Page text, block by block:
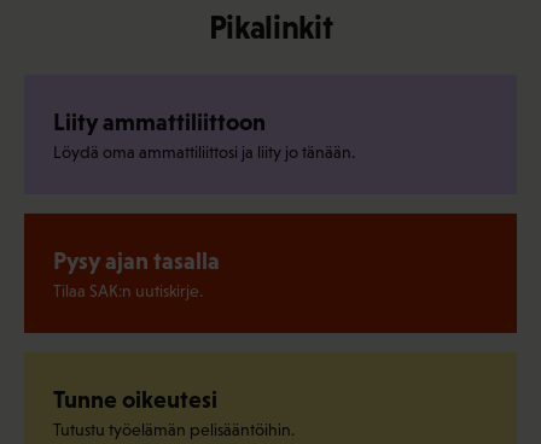
Pikalinkit
Liity ammattiliittoon
Löydä oma ammattiliittosi ja liity jo tänään.
Pysy ajan tasalla
Tilaa SAK:n uutiskirje.
Tunne oikeutesi
Tutustu työelämän pelisääntöihin.